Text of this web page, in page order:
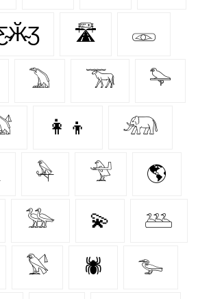
🛣️ 𓁽
𓅐 𓃞 𓅍
👩‍👦 𓃰
𓅆 𓅴 🌎
𓅺 💫 𓅹
𓅄 🕷️ 𓅧